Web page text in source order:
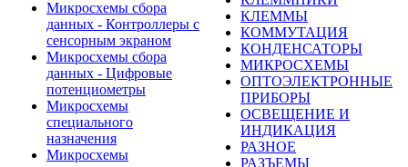
Микросхемы сбора
данных - Контроллеры с
сенсорным экраном
Микросхемы сбора
данных - Цифровые
потенциометры
Микросхемы
специального
назначения
Микросхемы
КЛЕММЫ
КОММУТАЦИЯ
КОНДЕНСАТОРЫ
МИКРОСХЕМЫ
ОПТОЭЛЕКТРОННЫЕ
ПРИБОРЫ
ОСВЕЩЕНИЕ И
ИНДИКАЦИЯ
РАЗНОЕ
РАЗЪЕМЫ